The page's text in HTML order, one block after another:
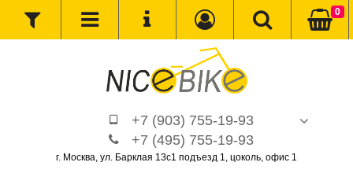
+7 (903) 755-19-93
+7 (495) 755-19-93
г. Москва, ул. Барклая 13с1 подъезд 1, цоколь, офис 1
0